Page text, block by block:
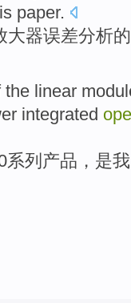
paper.
大器误差分析的
the linear
integrated
系列 产品， 是